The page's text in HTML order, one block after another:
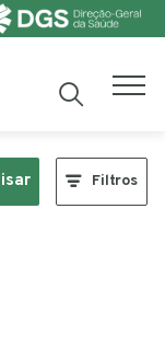
Filtros